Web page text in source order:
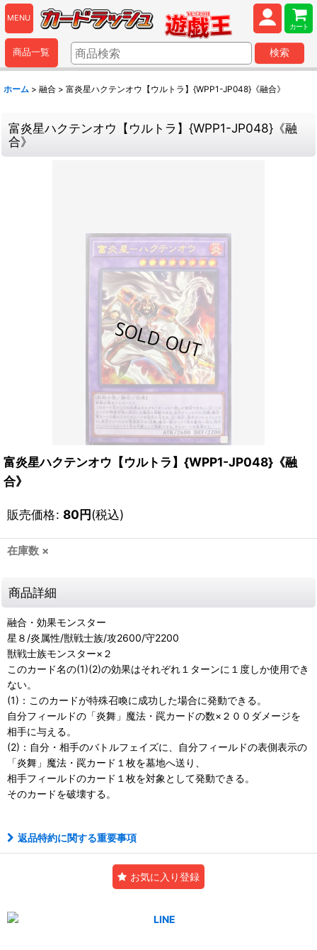
MENU
カート
商品一覧 検索
ホーム > 融合 > 富炎星ハクテンオウ【ウルトラ】{WPP1-JP048}《融合》
富炎星ハクテンオウ【ウルトラ】{WPP1-JP048}《融
合》
富炎星ハクテンオウ【ウルトラ】{WPP1-JP048}《融
合》
販売価格: 80円(税込)
在庫数 ×
商品詳細
融合・効果モンスター
星８/炎属性/獣戦士族/攻2600/守2200
獣戦士族モンスター×２
このカード名の(1)(2)の効果はそれぞれ１ターンに１度しか使用でき
ない。
(1)：このカードが特殊召喚に成功した場合に発動できる。
自分フィールドの「炎舞」魔法・罠カードの数×２００ダメージを
相手に与える。
(2)：自分・相手のバトルフェイズに、自分フィールドの表側表示の
「炎舞」魔法・罠カード１枚を墓地へ送り、
相手フィールドのカード１枚を対象として発動できる。
そのカードを破壊する。
返品特約に関する重要事項
お気に入り登録